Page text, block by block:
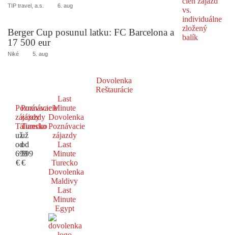
TIP travel, a.s. 6. aug
Berger Cup posunul latku: FC Barcelona a
17 500 eur
Niké 5. aug
Dovolenka
Reštaurácie
Poznávacie
zájazdy
Taliansko
už
od
699
€
Poznávacie
zájazdy
Turecko
už
od
599
€
Last
Minute
Dovolenka
Poznávacie
zájazdy
Last
Minute
Turecko
Dovolenka
Maldivy
Last
Minute
Egypt